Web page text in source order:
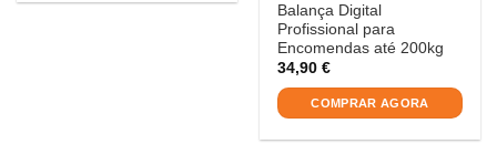
Balança Digital
Profissional para
Encomendas até 200kg
34,90€
COMPRAR AGORA